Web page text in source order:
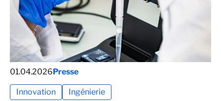
01.04.2026Presse
Innovation Ingénierie